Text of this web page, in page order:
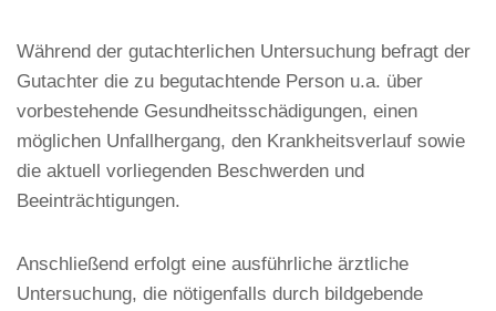
Während der gutachterlichen Untersuchung befragt der
Gutachter die zu begutachtende Person u.a. über
vorbestehende Gesundheitsschädigungen, einen
möglichen Unfallhergang, den Krankheitsverlauf sowie
die aktuell vorliegenden Beschwerden und
Beeinträchtigungen.
Anschließend erfolgt eine ausführliche ärztliche
Untersuchung, die nötigenfalls durch bildgebende